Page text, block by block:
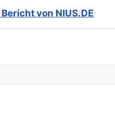
Bericht von NIUS.DE